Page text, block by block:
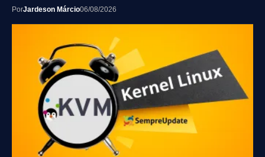
PorJardeson Márcio06/08/2026